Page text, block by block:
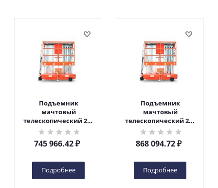
Подъемник
мачтовый
телескопический 200
кг 10 м TOR GTWY10-
200S DC 2-мачтовый
(автономный) (N) в
745 966.42₽
Подробнее
Подъемник
мачтовый
телескопический 200
кг 12 м TOR GTWY12-
200S DC 2-мачтовый
(автономный) (N) в
868 094.72₽
Подробнее